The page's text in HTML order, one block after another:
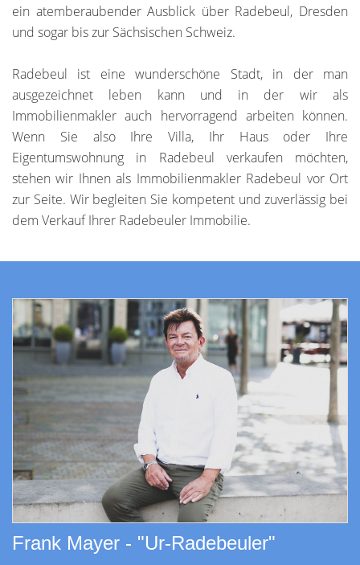
ein atemberaubender Ausblick über Radebeul, Dresden
und sogar bis zur Sächsischen Schweiz.
Radebeul ist eine wunderschöne Stadt, in der man
ausgezeichnet leben kann und in der wir als
Immobilienmakler auch hervorragend arbeiten können.
Wenn Sie also Ihre Villa, Ihr Haus oder Ihre
Eigentumswohnung in Radebeul verkaufen möchten,
stehen wir Ihnen als Immobilienmakler Radebeul vor Ort
zur Seite. Wir begleiten Sie kompetent und zuverlässig bei
dem Verkauf Ihrer Radebeuler Immobilie.
Frank Mayer - "Ur-Radebeuler"